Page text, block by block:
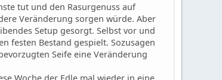
tut und den Rasurgenuss auf
Veränderung sorgen würde. Aber
Setup gesorgt. Selbst vor und
festen Bestand gespielt. Sozusagen
Seife eine Veränderung
Woche der Edle mal wieder in eine